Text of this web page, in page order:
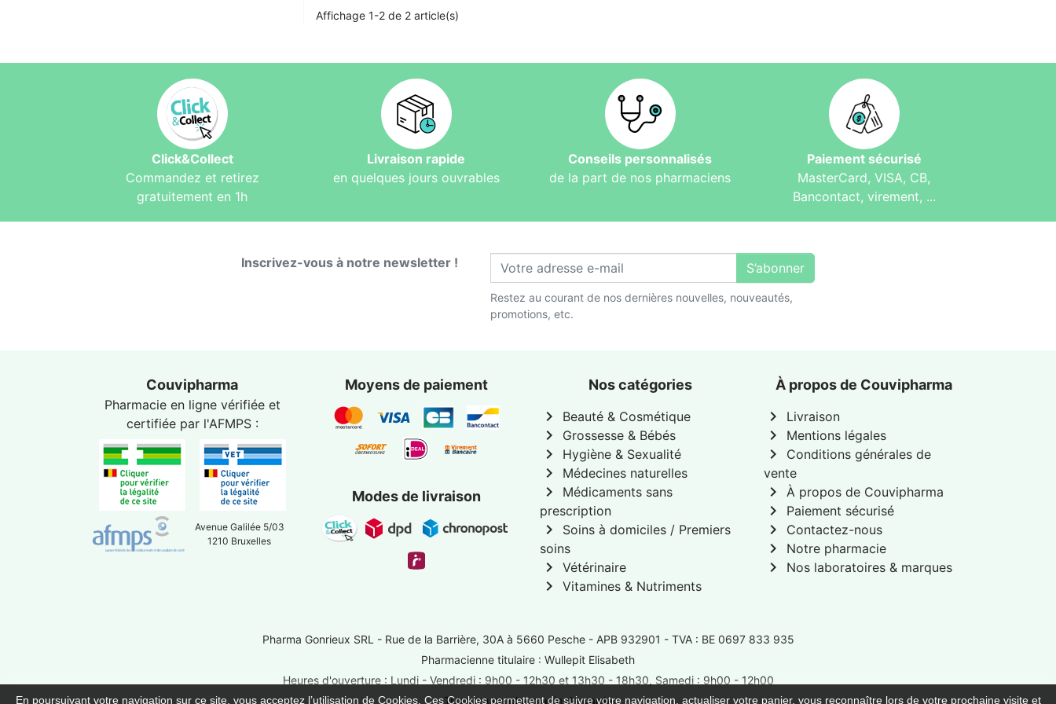
Affichage 1-2 de 2 article(s)
Click&Collect
Commandez et retirez
gratuitement en 1h
Livraison rapide
en quelques jours ouvrables
Conseils personnalisés
de la part de nos pharmaciens
Paiement sécurisé
MasterCard, VISA, CB,
Bancontact, virement, ...
Inscrivez-vous à notre newsletter ! S’abonner
Restez au courant de nos dernières nouvelles, nouveautés,
promotions, etc.
Couvipharma
Pharmacie en ligne vérifiée et
certifiée par l'AFMPS:
Avenue Galilée 5/03
1210 Bruxelles
Moyens de paiement
Modes de livraison
Nos catégories
chevron_right Beauté & Cosmétique
chevron_right Grossesse & Bébés
chevron_right Hygiène & Sexualité
chevron_right Médecines naturelles
chevron_right
Médicaments sans
prescription
chevron_right
Soins à domiciles / Premiers
soins
chevron_right Vétérinaire
chevron_right Vitamines & Nutriments
À propos de Couvipharma
chevron_right Livraison
chevron_right Mentions légales
chevron_right
Conditions générales de
vente
chevron_right À propos de Couvipharma
chevron_right Paiement sécurisé
chevron_right Contactez-nous
chevron_right Notre pharmacie
chevron_right Nos laboratoires & marques
En poursuivant votre navigation sur ce site, vous acceptez l’utilisation de Cookies. Ces Cookies permettent de suivre votre navigation, actualiser votre panier, vous reconnaître lors de votre prochaine visite et
Pharma Gonrieux SRL - Rue de la Barrière, 30A à 5660 Pesche- APB 932901 - TVA : BE 0697 833 935
Pharmacienne titulaire : Wullepit Elisabeth
Heures d'ouverture : Lundi - Vendredi : 9h00 - 12h30 et 13h30 - 18h30, Samedi : 9h00 - 12h00
Trouver une pharmacie de garde